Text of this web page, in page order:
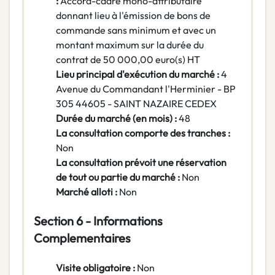
donnant lieu à l'émission de bons de
commande sans minimum et avec un
montant maximum sur la durée du
contrat de 50 000,00 euro(s) HT
Lieu principal d'exécution du marché :4
Avenue du Commandant l'Herminier - BP
305 44605 - SAINT NAZAIRE CEDEX
Durée du marché (en mois) :48
La consultation comporte des tranches :
Non
La consultation prévoit une réservation
de tout ou partie du marché : Non
Marché alloti : Non
Section 6 - Informations
Complementaires
Visite obligatoire : Non